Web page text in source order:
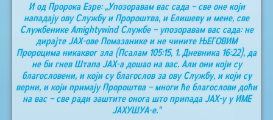
И од Пророка Езре: „Упозоравам вас сада – све оне који
нападају ову Службу и Пророштва, и Елишеву и мене, све
Службенике Аmightywind Службе – упозоравам вас сада: не
дирајте ЈАХ-ове Помазанике и не чините ЊЕГОВИМ
Пророцима никаквог зла (Псалам 105:15, 1. Дневника 16:22), да
не би гнев Штапа ЈАХ-а дошао на вас. Али они који су
благословени, и који су благослов за ову Службу, и који су
верни, и који примају Пророштва – многи ће благослови доћи
на вас – све ради заштите онога што припада ЈАХ-у у ИМЕ
ЈАХУШУА-е.“